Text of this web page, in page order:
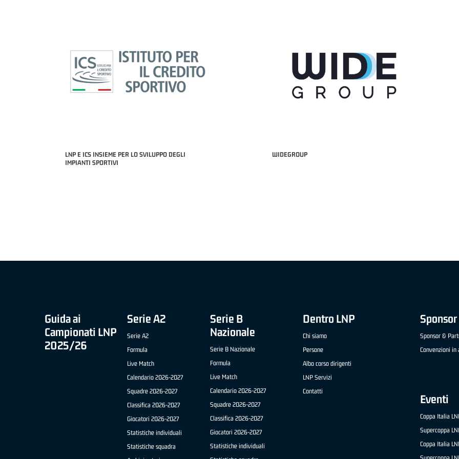
LNP E ICS INSIEME PER LO SVILUPPO DEGLI
IMPIANTI SPORTIVI
WIDEGROUP
Guida ai
Campionati LNP
2025/26
Serie A2
Serie A2
Formula
Live Match
Calendario 2026-2027
Squadre 2026-2027
Classifica 2026-2027
Giocatori 2026-2027
Statistiche individuali
Statistiche squadra
Serie B
Nazionale
Serie B Nazionale
Formula
Live Match
Calendario 2026-2027
Squadre 2026-2027
Classifica 2026-2027
Giocatori 2026-2027
Statistiche individuali
Dentro LNP
Chi siamo
Persone
Albo corso dirigenti
LNP Servizi
Contatti
Sponsor &
Convenzioni in
Eventi
Coppa Italia
Supercoppa
Coppa Italia